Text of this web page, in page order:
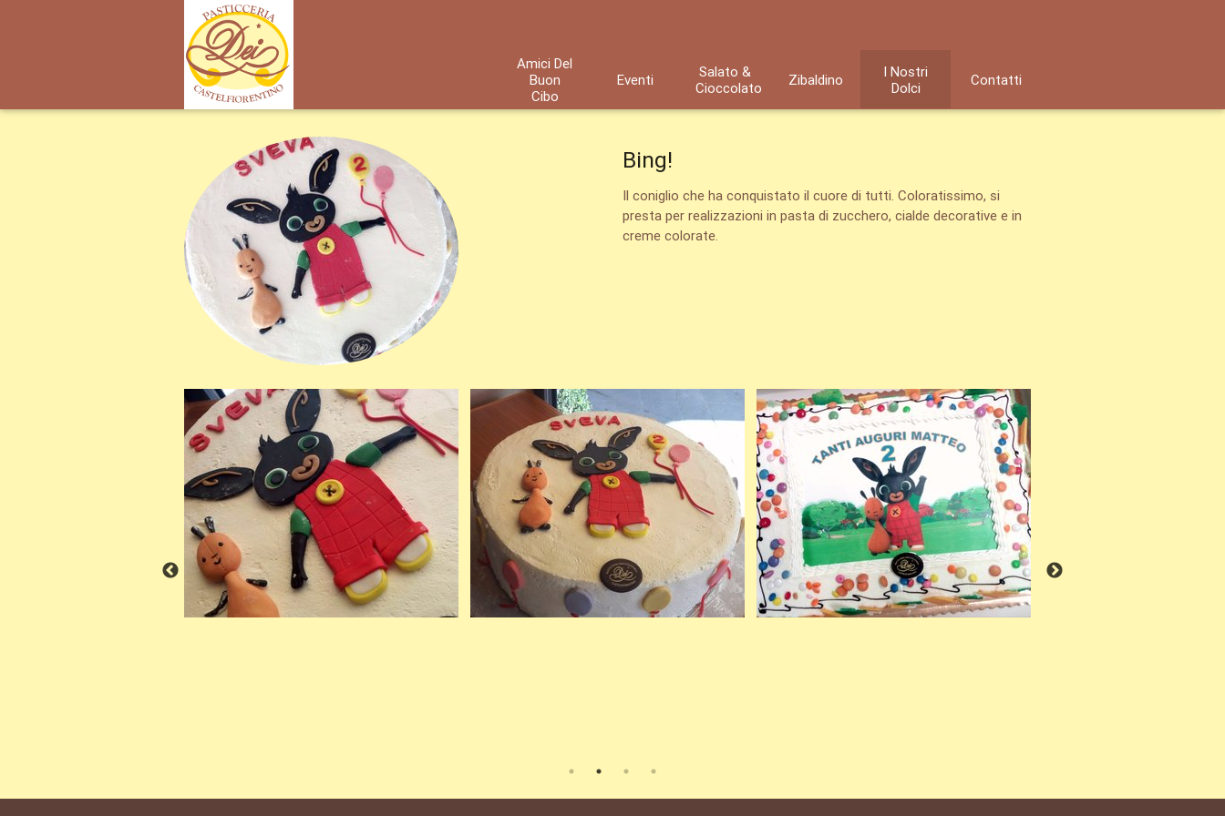
Amici Del
Buon
Cibo
Eventi
Salato &
Cioccolato
Zibaldino
I Nostri
Dolci
Contatti
Bing!
Il coniglio che ha conquistato il cuore di tutti. Coloratissimo, si
presta per realizzazioni in pasta di zucchero, cialde decorative e in
creme colorate.